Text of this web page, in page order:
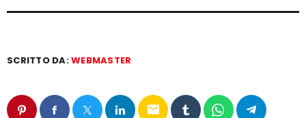
SCRITTO DA:WEBMASTER
email